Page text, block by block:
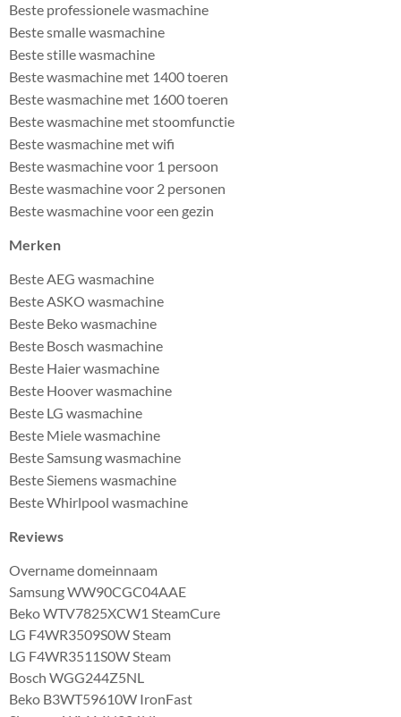
Beste professionele wasmachine
Beste smalle wasmachine
Beste stille wasmachine
Beste wasmachine met 1400 toeren
Beste wasmachine met 1600 toeren
Beste wasmachine met stoomfunctie
Beste wasmachine met wifi
Beste wasmachine voor 1 persoon
Beste wasmachine voor 2 personen
Beste wasmachine voor een gezin
Merken
Beste AEG wasmachine
Beste ASKO wasmachine
Beste Beko wasmachine
Beste Bosch wasmachine
Beste Haier wasmachine
Beste Hoover wasmachine
Beste LG wasmachine
Beste Miele wasmachine
Beste Samsung wasmachine
Beste Siemens wasmachine
Beste Whirlpool wasmachine
Reviews
Overname domeinnaam
Samsung WW90CGC04AAE
Beko WTV7825XCW1 SteamCure
LG F4WR3509S0W Steam
LG F4WR3511S0W Steam
Bosch WGG244Z5NL
Beko B3WT59610W IronFast